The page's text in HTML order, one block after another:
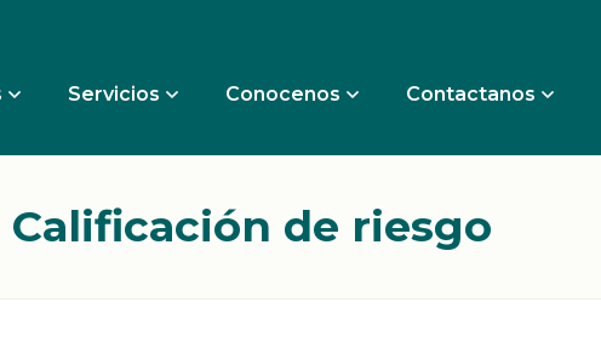
Servicios Conocenos Contactanos
Calificación de riesgo